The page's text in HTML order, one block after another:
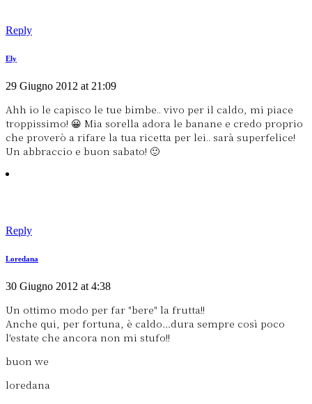
Reply
Ely
29 Giugno 2012 at 21:09
Ahh io le capisco le tue bimbe.. vivo per il caldo, mi piace
troppissimo! 😀 Mia sorella adora le banane e credo proprio
che proverò a rifare la tua ricetta per lei.. sarà superfelice!
Un abbraccio e buon sabato! 🙂
Reply
Loredana
30 Giugno 2012 at 4:38
Un ottimo modo per far "bere" la frutta!!
Anche qui, per fortuna, è caldo…dura sempre così poco
l'estate che ancora non mi stufo!!
buon we
loredana